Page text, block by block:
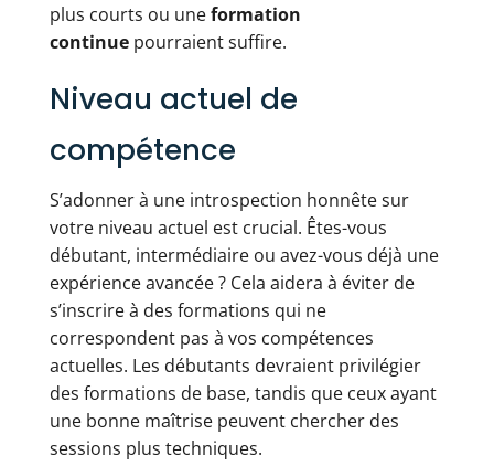
plus courts ou uneformation
continuepourraient suffire.
Niveau actuel de
compétence
S’adonner à une introspection honnête sur
votre niveau actuel est crucial. Êtes-vous
débutant, intermédiaire ou avez-vous déjà une
expérience avancée ? Cela aidera à éviter de
s’inscrire à des formations qui ne
correspondent pas à vos compétences
actuelles. Les débutants devraient privilégier
des formations de base, tandis que ceux ayant
une bonne maîtrise peuvent chercher des
sessions plus techniques.